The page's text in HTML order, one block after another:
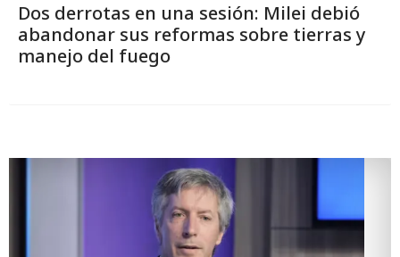
Dos derrotas en una sesión: Milei debió
abandonar sus reformas sobre tierras y
manejo del fuego